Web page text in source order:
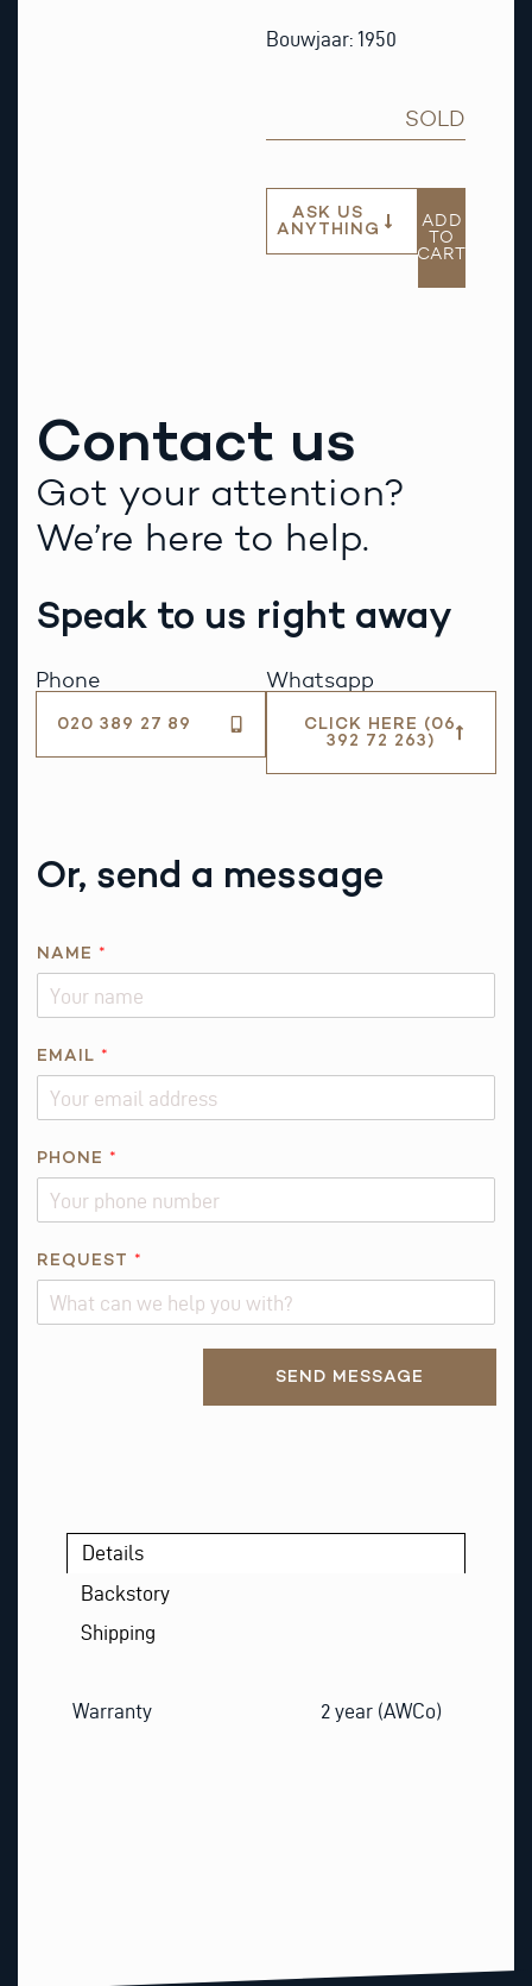
Bouwjaar: 1950
SOLD
ASK US
ANYTHING
ADD
TO
CART
Contact us
Got your attention?
We’re here to help.
Speak to us right away
Phone
020 389 27 89
Whatsapp
CLICK HERE (06
392 72 263)
Or, send a message
M
L
NAME *
EMAIL *
PHONE *
REQUEST *
SEND MESSAGE
Details
Backstory
Shipping
Warranty 2 year (AWCo)